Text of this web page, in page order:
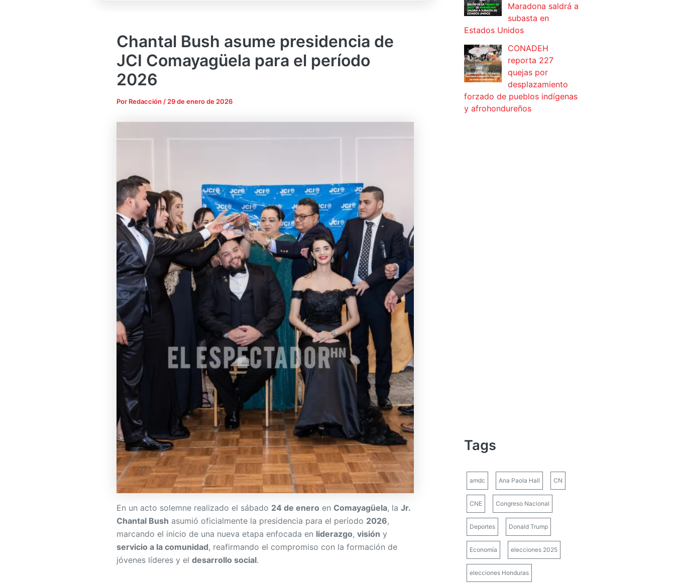
2026
29 de enero de 2026
En un acto solemne realizado el sábado24 de eneroenComayagüela, la Jr.
Chantal Bushasumió oficialmente la presidencia para el período 2026,
marcando el inicio de una nueva etapa enfocada en
liderazgo visión y
servicio a la comunidad, reafirmando el compromiso con la formación de
jóvenes líderes y el desarrollo social
Nueva etapa en JCI Comayagüela
Maradona saldrá a
subasta en
Estados Unidos
CONADEH
reporta 227
quejas por
desplazamiento
forzado de pueblos indígenas
y afrohondureños
Tags
amdc Ana Paola Hall CN
CNE Congreso Nacional
Deportes Donald Trump
Economía elecciones 2025
elecciones Honduras